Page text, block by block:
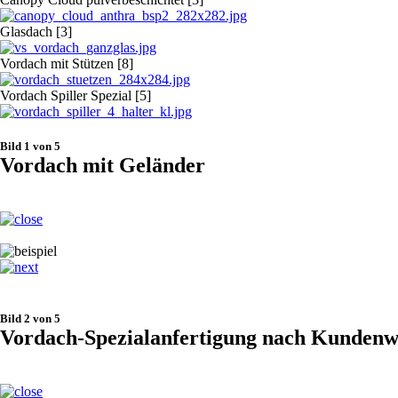
Glasdach [3]
Vordach mit Stützen [8]
Vordach Spiller Spezial [5]
Bild 1 von 5
Vordach mit Geländer
Bild 2 von 5
Vordach-Spezialanfertigung nach